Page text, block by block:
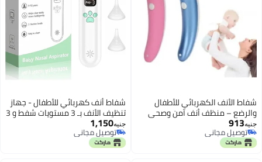
شفاط الأنف الكهربائي للأطفال
والرضع – منظف أنف آمن وصحي
بمستويات شفط قابلة للتعديل –
جهاز سحب المخاط المحمول
واللطيف، خالي من BPA
جنيه913
توصيل مجاني
توصيل مجاني
شفاط أنف كهربائي للأطفال - جهاز
تنظيف الأنف بـ 3 مستويات شفط و 3
رؤوس سيليكون ناعمة - مضاد
للارتجاع وآمن تماماً لحديثي الولادة
والأطفال
جنيه1,150
توصيل مجاني
توصيل مجاني